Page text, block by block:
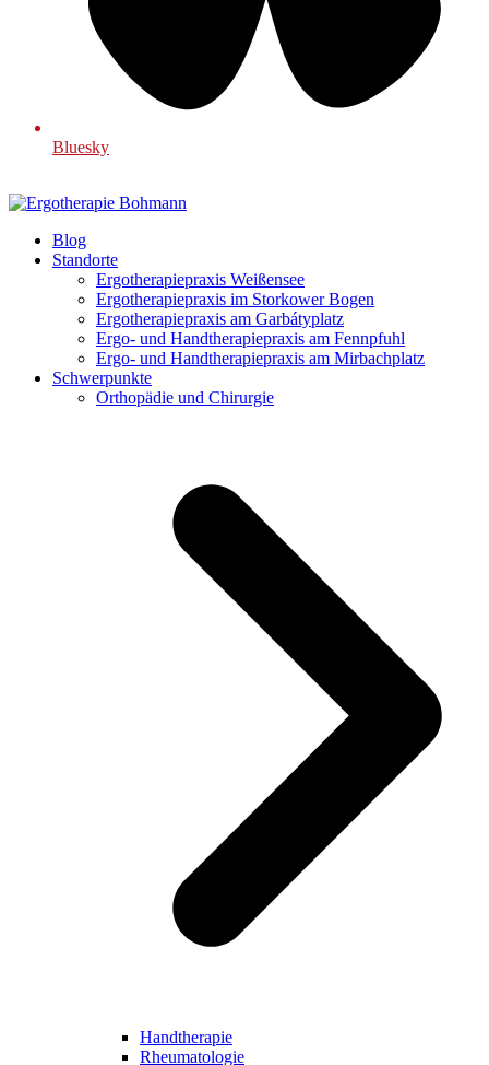
Bluesky
Blog
Standorte
Ergotherapiepraxis Weißensee
Ergotherapiepraxis im Storkower Bogen
Ergotherapiepraxis am Garbátyplatz
Ergo- und Handtherapiepraxis am Fennpfuhl
Ergo- und Handtherapiepraxis am Mirbachplatz
Schwerpunkte
Orthopädie und Chirurgie
Handtherapie
Rheumatologie